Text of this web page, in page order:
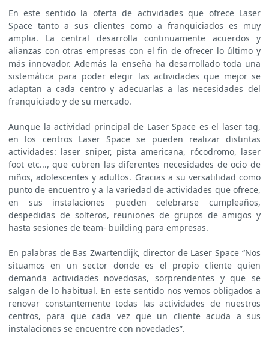
En este sentido la oferta de actividades que ofrece Laser
Space tanto a sus clientes como a franquiciados es muy
amplia. La central desarrolla continuamente acuerdos y
alianzas con otras empresas con el fin de ofrecer lo último y
más innovador. Además la enseña ha desarrollado toda una
sistemática para poder elegir las actividades que mejor se
adaptan a cada centro y adecuarlas a las necesidades del
franquiciado y de su mercado.
Aunque la actividad principal de Laser Space es el laser tag,
en los centros Laser Space se pueden realizar distintas
actividades: laser sniper, pista americana, rócodromo, laser
foot etc..., que cubren las diferentes necesidades de ocio de
niños, adolescentes y adultos. Gracias a su versatilidad como
punto de encuentro y a la variedad de actividades que ofrece,
en sus instalaciones pueden celebrarse cumpleaños,
despedidas de solteros, reuniones de grupos de amigos y
hasta sesiones de team- building para empresas.
En palabras de Bas Zwartendijk, director de Laser Space “Nos
situamos en un sector donde es el propio cliente quien
demanda actividades novedosas, sorprendentes y que se
salgan de lo habitual. En este sentido nos vemos obligados a
renovar constantemente todas las actividades de nuestros
centros, para que cada vez que un cliente acuda a sus
instalaciones se encuentre con novedades”.